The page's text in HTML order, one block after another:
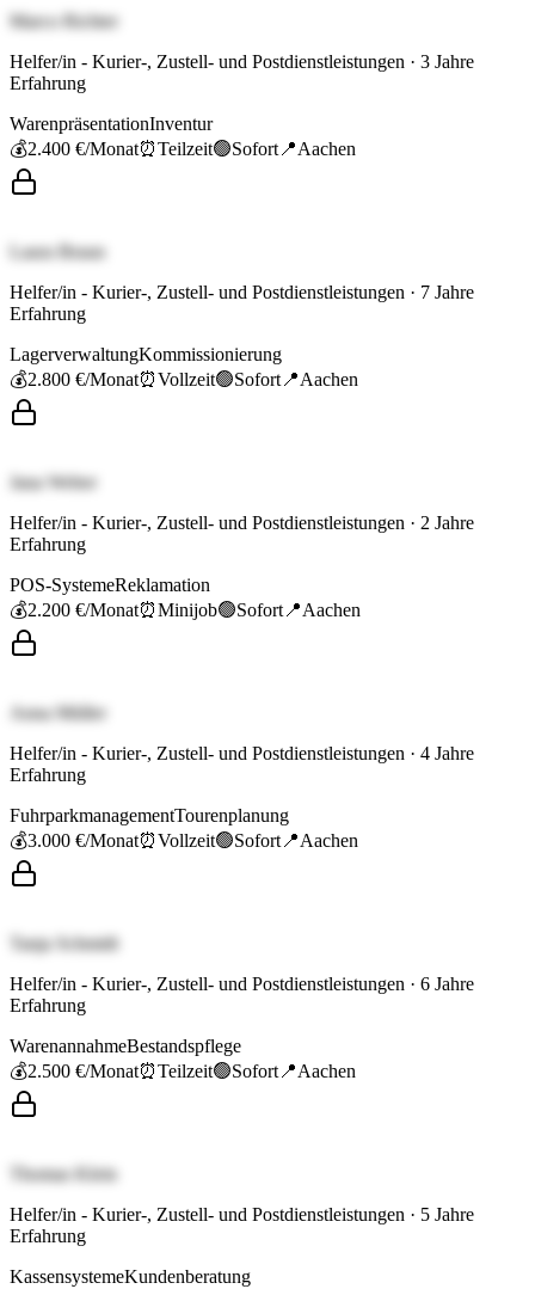
Marco Richter
Helfer/in - Kurier-, Zustell- und Postdienstleistungen · 3 Jahre
Erfahrung
WarenpräsentationInventur
💰2.400 €/Monat⏰Teilzeit🟢Sofort 📍Aachen
Laura Braun
Helfer/in - Kurier-, Zustell- und Postdienstleistungen · 7 Jahre
Erfahrung
LagerverwaltungKommissionierung
💰2.800 €/Monat⏰Vollzeit🟢Sofort 📍Aachen
Jana Weber
Helfer/in - Kurier-, Zustell- und Postdienstleistungen · 2 Jahre
Erfahrung
POS-SystemeReklamation
💰2.200 €/Monat⏰Minijob🟢Sofort 📍Aachen
Anna Müller
Helfer/in - Kurier-, Zustell- und Postdienstleistungen · 4 Jahre
Erfahrung
FuhrparkmanagementTourenplanung
💰3.000 €/Monat⏰Vollzeit🟢Sofort 📍Aachen
Tanja Schmidt
Helfer/in - Kurier-, Zustell- und Postdienstleistungen · 6 Jahre
Erfahrung
WarenannahmeBestandspflege
💰2.500 €/Monat⏰Teilzeit🟢Sofort 📍Aachen
Thomas Klein
Helfer/in - Kurier-, Zustell- und Postdienstleistungen · 5 Jahre
Erfahrung
KassensystemeKundenberatung